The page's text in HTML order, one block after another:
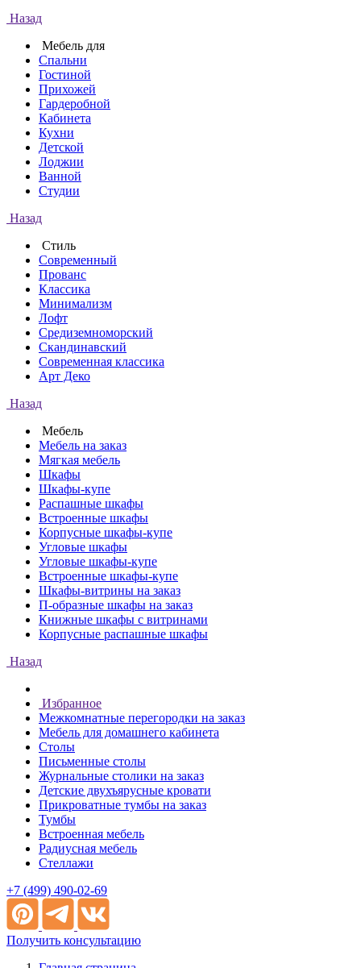
Назад
Мебель для
Спальни
Гостиной
Прихожей
Гардеробной
Кабинета
Кухни
Детской
Лоджии
Ванной
Студии
Назад
Стиль
Современный
Прованс
Классика
Минимализм
Лофт
Средиземноморский
Скандинавский
Современная классика
Арт Деко
Назад
Мебель
Мебель на заказ
Мягкая мебель
Шкафы
Шкафы-купе
Распашные шкафы
Встроенные шкафы
Корпусные шкафы-купе
Угловые шкафы
Угловые шкафы-купе
Встроенные шкафы-купе
Шкафы-витрины на заказ
П-образные шкафы на заказ
Книжные шкафы с витринами
Корпусные распашные шкафы
Назад
Избранное
Межкомнатные перегородки на заказ
Мебель для домашнего кабинета
Столы
Письменные столы
Журнальные столики на заказ
Детские двухъярусные кровати
Прикроватные тумбы на заказ
Тумбы
Встроенная мебель
Радиусная мебель
Стеллажи
+7 (499) 490-02-69
Получить консультацию